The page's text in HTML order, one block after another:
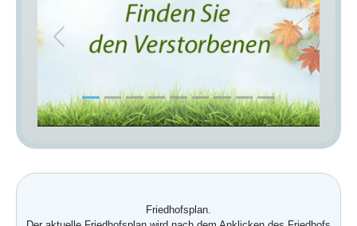
Previous Next
Friedhofsplan.